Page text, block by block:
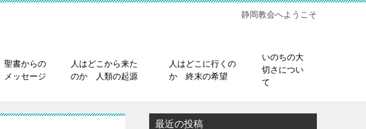
静岡教会へようこそ
聖書からの
メッセージ
人はどこから来た
のか 人類の起源
人はどこに行くの
か 終末の希望
いのちの大
切さについ
て
最近の投稿